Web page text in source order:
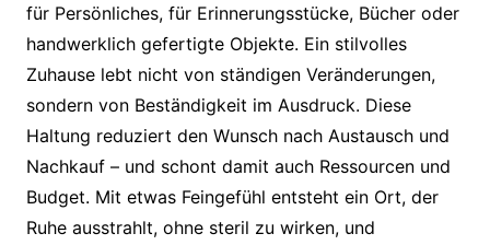
für Persönliches, für Erinnerungsstücke, Bücher oder
handwerklich gefertigte Objekte. Ein stilvolles
Zuhause lebt nicht von ständigen Veränderungen,
sondern von Beständigkeit im Ausdruck. Diese
Haltung reduziert den Wunsch nach Austausch und
Nachkauf – und schont damit auch Ressourcen und
Budget. Mit etwas Feingefühl entsteht ein Ort, der
Ruhe ausstrahlt, ohne steril zu wirken, und